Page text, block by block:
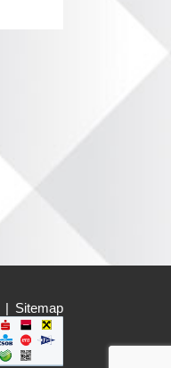
| Sitemap